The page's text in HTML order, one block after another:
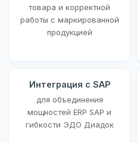
товара и корректной
работы с маркированной
продукцией
Интеграция с SAP
для объединения
мощностей ERP SAP и
гибкости ЭДО Диадок